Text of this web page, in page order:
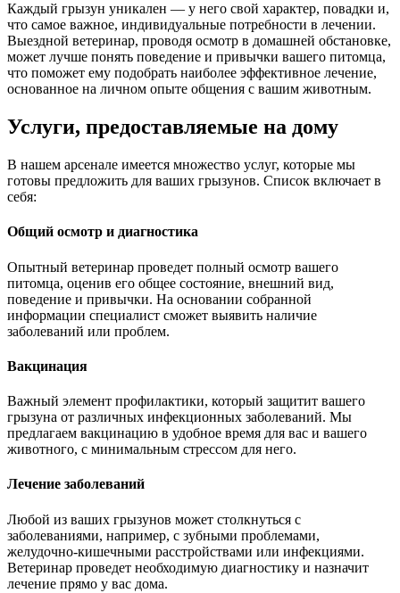
Каждый грызун уникален — у него свой характер, повадки и,
что самое важное, индивидуальные потребности в лечении.
Выездной ветеринар, проводя осмотр в домашней обстановке,
может лучше понять поведение и привычки вашего питомца,
что поможет ему подобрать наиболее эффективное лечение,
основанное на личном опыте общения с вашим животным.
Услуги, предоставляемые на дому
В нашем арсенале имеется множество услуг, которые мы
готовы предложить для ваших грызунов. Список включает в
себя:
Общий осмотр и диагностика
Опытный ветеринар проведет полный осмотр вашего
питомца, оценив его общее состояние, внешний вид,
поведение и привычки. На основании собранной
информации специалист сможет выявить наличие
заболеваний или проблем.
Вакцинация
Важный элемент профилактики, который защитит вашего
грызуна от различных инфекционных заболеваний. Мы
предлагаем вакцинацию в удобное время для вас и вашего
животного, с минимальным стрессом для него.
Лечение заболеваний
Любой из ваших грызунов может столкнуться с
заболеваниями, например, с зубными проблемами,
желудочно-кишечными расстройствами или инфекциями.
Ветеринар проведет необходимую диагностику и назначит
лечение прямо у вас дома.